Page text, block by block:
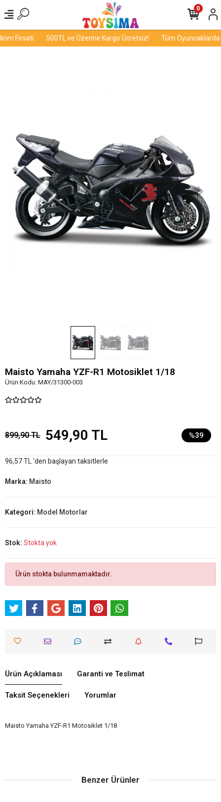
Fırsatı 500TL ve Üzerine Kargo Ücretsiz! Tüm Oyuncaklarda
0
Maisto Yamaha YZF-R1 Motosiklet 1/18
Ürün Kodu: MAY/31300-003
899,90 TL 549,90 TL %39
96,57 TL 'den başlayan taksitlerle
Marka: Maisto
Kategori: Model Motorlar
Stok: Stokta yok
Ürün stokta bulunmamaktadır.
Ürün Açıklaması Garanti ve Teslimat
Taksit Seçenekleri Yorumlar
Maisto Yamaha YZF-R1 Motosiklet 1/18
Benzer Ürünler